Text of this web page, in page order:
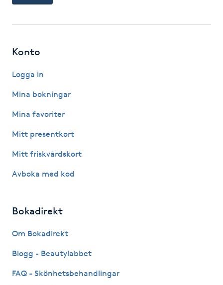
Hot yoga
Hudvård
Hyaluronsyra
Hypnos
Hårbottenbehandling
Hårförlängning
Konto
Logga in
Mina bokningar
Mina favoriter
Mitt presentkort
Mitt friskvårdskort
Avboka med kod
Bokadirekt
Om Bokadirekt
Blogg - Beautylabbet
FAQ - Skönhetsbehandlingar